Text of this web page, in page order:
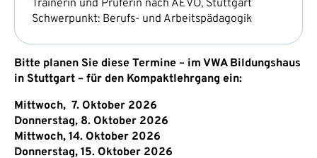
Trainerin und Prüferin nach AEVO, Stuttgart
Schwerpunkt: Berufs- und Arbeitspädagogik
Bitte planen Sie diese Termine – im VWA Bildungshaus
in Stuttgart – für den Kompaktlehrgang ein:
Mittwoch, 7. Oktober 2026
Donnerstag, 8. Oktober 2026
Mittwoch, 14. Oktober 2026
Donnerstag, 15. Oktober 2026